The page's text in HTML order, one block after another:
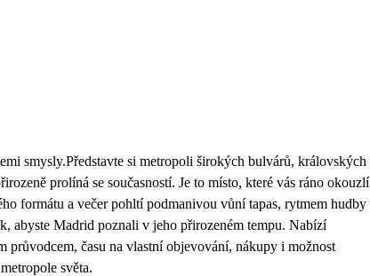
smysly.Představte si metropoli širokých bulvárů, královských
prolíná se současností. Je to místo, které vás ráno okouzlí
formátu a večer pohltí podmanivou vůní tapas, rytmem hudby
abyste Madrid poznali v jeho přirozeném tempu. Nabízí
času na vlastní objevování, nákupy i možnost
světa.